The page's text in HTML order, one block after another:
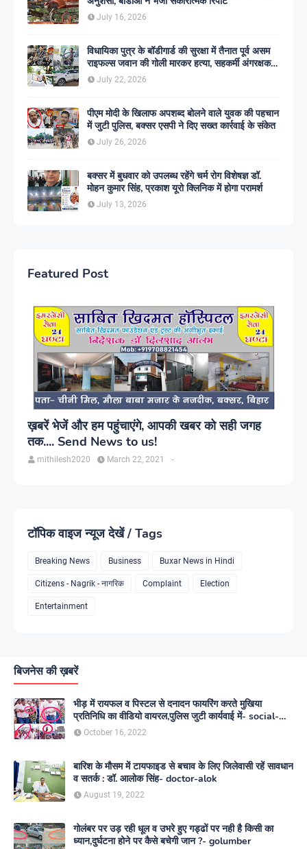
July 16, 2026
विधायिका पुत्र के बॉडीगार्ड की सुरक्षा में तैनात पूर्व असम
राइफल्स जवान की गोली मारकर हत्या, सहकर्मी अंगरक्षक
गिरफ्तार
July 22, 2026
पीएम मोदी के खिलाफ अपशब्द बोलने वाले युवक की पहचान
में जुटी पुलिस, बक्सर एसपी ने दिए सख्त कार्रवाई के संकेत
July 26, 2026
बक्सर में बुधवार को उपलब्ध रहेंगे चर्म रोग विशेषज्ञ डॉ.
मोहन कुमार सिंह, प्रकाश यूरो क्लिनिक में होगा परामर्श
July 13, 2026
Featured Post
ख़बरें भेजें और हम पहुंचाएंगे, आपकी खबर को सही जगह
तक.... Send News to us!
mithilesh2020 -
March 22, 2021
टॉपिक वाइज न्यूज देखें / Tags
Breaking News Business Buxar News in Hindi
Citizens - Nagrik - नागरिक Complaint Election
Entertainment
बिजनेस की ख़बरें
भीड़ में रायफल व पिस्टल से दनादन फायरिंग करते मुखिया
प्रतिनिधि का वीडियो वायरल,पुलिस जुटी कार्यवाई में- social-
media
October 16, 2022
बारिश के मौसम में टायफाइड से बचाव के लिए जिलेवासी रहें सावधान
व सतर्क : डॉ. आलोक सिंह- doctor-alok
August 19, 2022
गोलंबर पर उड़ रही धूल व उभरे हुए गड्ढों पर नही है किसी का
ध्यान,दुर्घटना होने पर कैसे बचेगी जान ?- golumber